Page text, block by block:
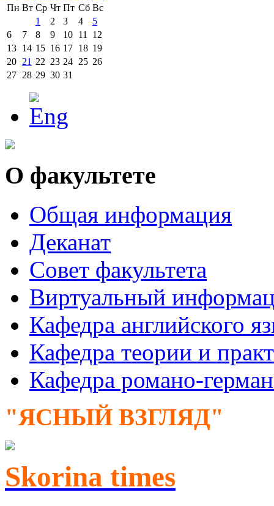
Пн Вт Ср Чт Пт Сб Вс
1
2 3 4
5
6
7 8 9 10 11
12
13 14 15 16 17 18 19
20 21 22 23 24 25 26
27 28 29 30 31
О факультете
Общая информация
Деканат
Совет факультета
Виртуальный
Кафедра английского
Кафедра теории и
Кафедра романо-
"ЯСНЫЙ ВЗГЛЯД"
Skorina times